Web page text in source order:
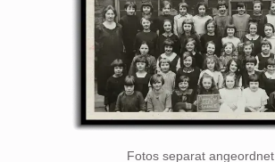
Fotos separat angeordnet